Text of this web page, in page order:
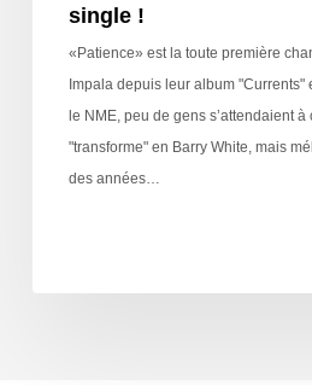
single !
«Patience» est la toute première
Impala depuis leur album "Currents"
le NME, peu de gens s’attendaient
"transforme" en Barry White, mais
des années…